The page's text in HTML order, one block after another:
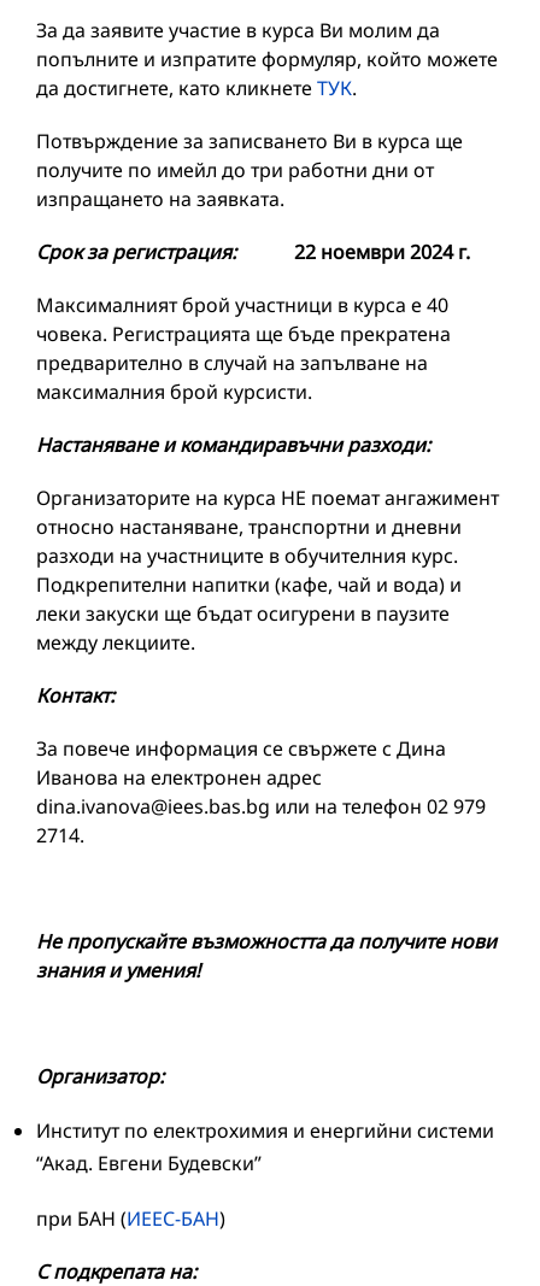
За да заявите участие в курса Ви молим да
попълните и изпратите формуляр, който можете
да достигнете, като кликнете ТУК.
Потвърждение за записването Ви в курса ще
получите по имейл до три работни дни от
изпращането на заявката.
Срок за регистрация:22 ноември 2024 г.
Максималният брой участници в курса е 40
човека. Регистрацията ще бъде прекратена
предварително в случай на запълване на
максималния брой курсисти.
Настаняване и командиравъчни разходи:
Организаторите на курса НЕ поемат ангажимент
относно настаняване, транспортни и дневни
разходи на участниците в обучителния курс.
Подкрепителни напитки (кафе, чай и вода) и
леки закуски ще бъдат осигурени в паузите
между лекциите.
Контакт:
За повече информация се свържете с Дина
Иванова на електронен адрес
dina.ivanova@iees.bas.bg или на телефон 02 979
2714.
Не пропускайте възможността да получите нови
знания и умения!
Организатор:
Институт по електрохимия и енергийни системи
“Акад. Евгени Будевски”
при БАН (ИЕЕС-БАН)
С подкрепата на: